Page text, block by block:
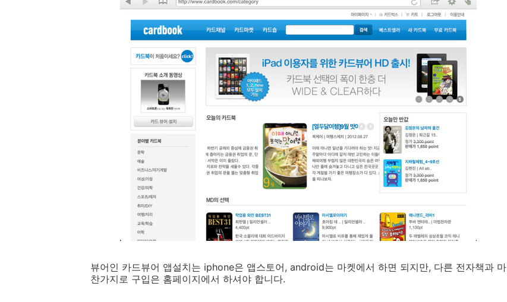
뷰어인 카드뷰어 앱설치는 iphone은 앱스토어, android는 마켓에서 하면 되지만, 다른 전자책과 마
찬가지로 구입은 홈페이지에서 하셔야 합니다.